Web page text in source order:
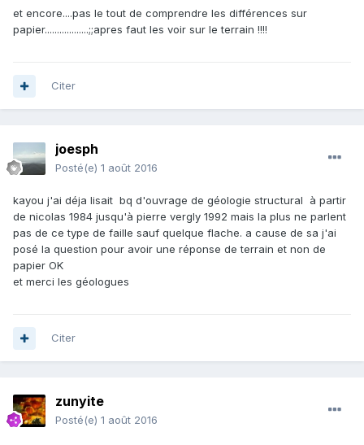
et encore....pas le tout de comprendre les différences sur
papier..................;;apres faut les voir sur le terrain !!!!
Citer
joesph
Posté(e) 1 août 2016
kayou j'ai déja lisait bq d'ouvrage de géologie structural à partir
de nicolas 1984 jusqu'à pierre vergly 1992 mais la plus ne parlent
pas de ce type de faille sauf quelque flache. a cause de sa j'ai
posé la question pour avoir une réponse de terrain et non de
papier OK
et merci les géologues
Citer
zunyite
Posté(e) 1 août 2016